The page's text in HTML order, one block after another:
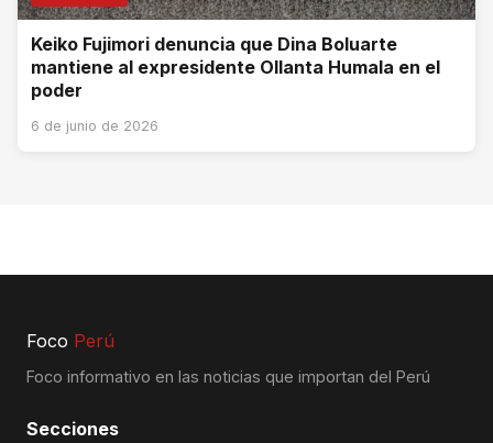
Keiko Fujimori denuncia que Dina Boluarte
mantiene al expresidente Ollanta Humala en el
poder
6 de junio de 2026
Foco Perú
Foco informativo en las noticias que importan del Perú
Secciones